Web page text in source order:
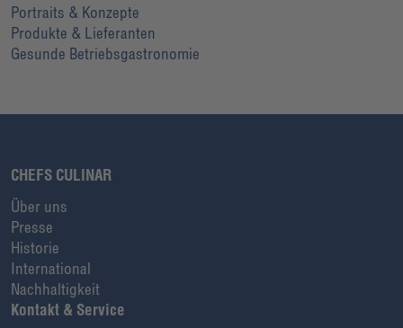
Portraits & Konzepte
Produkte & Lieferanten
Gesunde Betriebsgastronomie
CHEFS CULINAR
Über uns
Presse
Historie
International
Nachhaltigkeit
Kontakt & Service